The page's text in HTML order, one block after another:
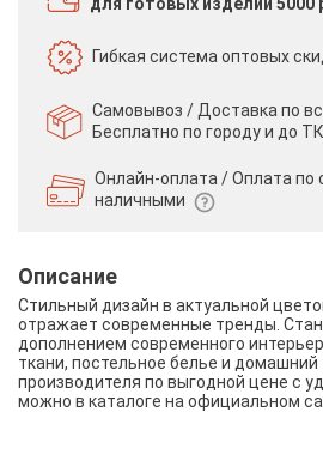
Гибкая системаоптовых
Самовывоз / Доставка по
Бесплатно по городу и до ТК
Онлайн-оплата / Оплата по
наличными
Описание
Стильный дизайн в актуальной
отражает современные тренды.
дополнением современного
ткани, постельное белье и домашний
производителя по выгодной цене с
можно в каталоге на официальном